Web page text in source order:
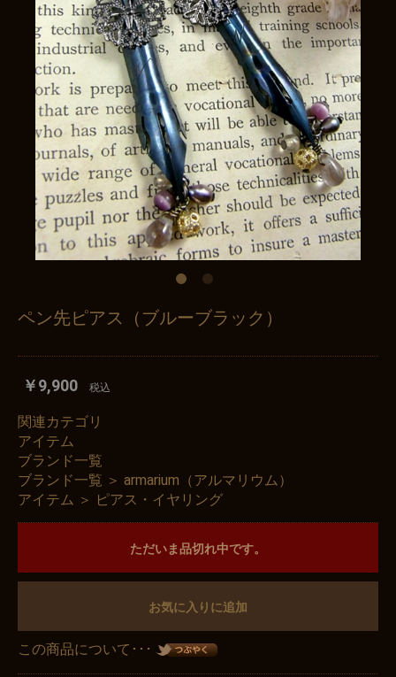
ペン先ピアス（ブルーブラック）
￥9,900 税込
関連カテゴリ
アイテム
ブランド一覧
ブランド一覧 ＞ armarium（アルマリウム）
アイテム ＞ ピアス・イヤリング
ただいま品切れ中です。
お気に入りに追加
この商品について･･･